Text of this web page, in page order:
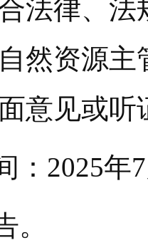
法律、
然资源
意见或
： 2025年7
。